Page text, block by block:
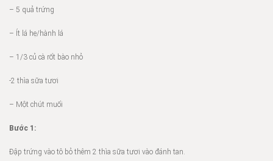
– 5 quả trứng
– Ít lá hẹ/hành lá
– 1/3 củ cà rốt bào nhỏ
-2 thìa sữa tươi
– Một chút muối
Bước 1:
Đập trứng vào tô bỏ thêm 2 thìa sữa tươi vào đánh tan.